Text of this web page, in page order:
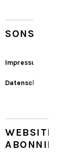
SONSTIGES
Impressum
Datenschutz
WEBSITE
ABONNIEREN